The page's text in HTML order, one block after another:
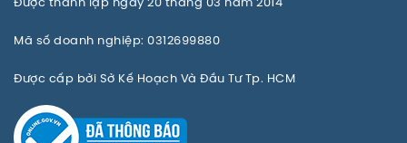
Mã số doanh nghiệp: 0312699880
Được cấp bởi Sở Kế Hoạch Và Đầu Tư Tp. HCM